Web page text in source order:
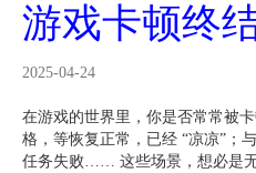
游戏卡顿终
2025-04-24
在游戏的世界里，你是否常常被
格，等恢复正常，已经 “凉凉”；
任务失败…… 这些场景，想必是